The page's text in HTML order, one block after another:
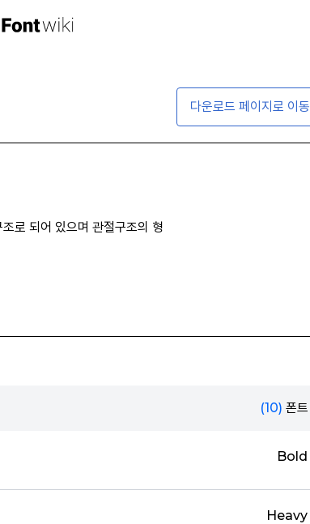
다운로드 페이지로 이동
로 되어 있으며 관절구조의 형
(10) 폰트
Bold
Heavy